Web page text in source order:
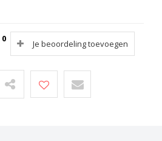
0
Je beoordeling toevoegen